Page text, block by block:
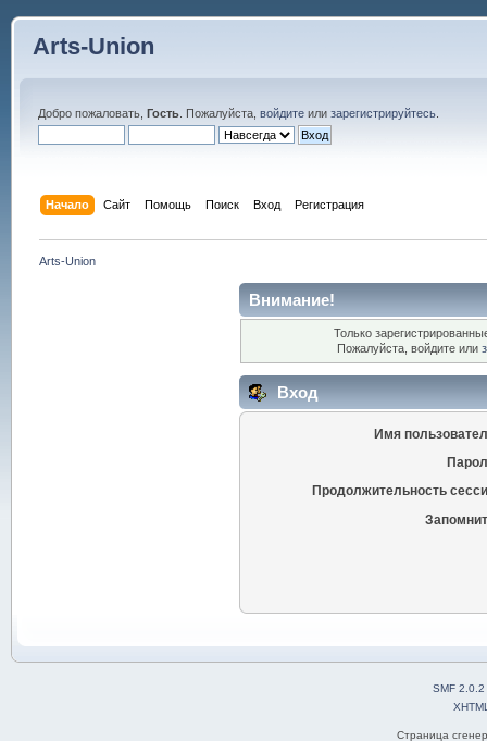
Arts-Union
Добро пожаловать, Гость. Пожалуйста, войдитеили зарегистрируйтесь.
Начало Сайт Помощь Поиск Вход Регистрация
Arts-Union
Внимание!
Только
Пожалуйста, войдите или
Вход
Имя
Продолжительность
SMF 2.0.2
Страница